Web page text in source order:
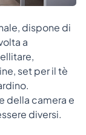
dispone di
a
set per il tè
della camera e
diversi.